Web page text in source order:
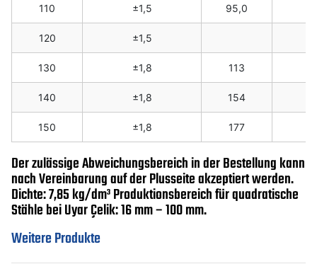
Weitere Produkte
110 ±1,5 95,0
120 ±1,5
130 ±1,8 113
140 ±1,8 154
150 ±1,8 177
Der zulässige Abweichungsbereich in der Bestellung kann
nach Vereinbarung auf der Plusseite akzeptiert werden.
Dichte: 7,85 kg/dm³ Produktionsbereich für quadratische
Stähle bei Uyar Çelik: 16 mm – 100 mm.